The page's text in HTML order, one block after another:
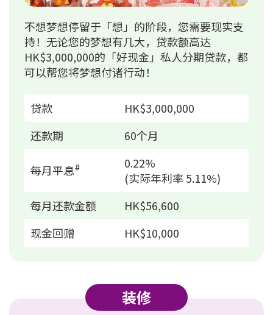
不想梦想停留于「想」的阶段，您需要现实支
持！无论您的梦想有几大，贷款额高达
HK$3,000,000的「好现金」私人分期贷款，都
可以帮您将梦想付诸行动！
贷款
HK$3,000,000
还款期
60个月
每月平息#
0.22%
(实际年利率 5.11%)
每月还款金额
HK$56,600
现金回赠
HK$10,000
装修